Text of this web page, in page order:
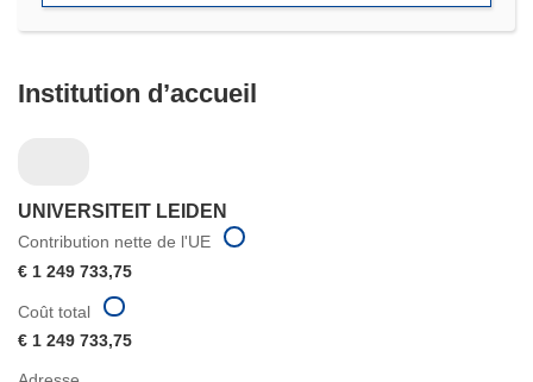
Institution d’accueil
UNIVERSITEIT LEIDEN
Contribution nette de l'UE
€ 1 249 733,75
Coût total
€ 1 249 733,75